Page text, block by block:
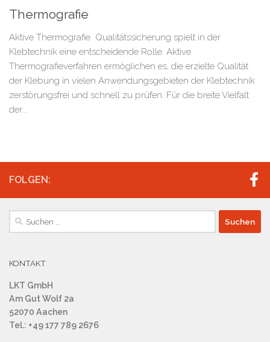
Thermografie
Aktive Thermografie Qualitätssicherung spielt in der
Klebtechnik eine entscheidende Rolle. Aktive
Thermografieverfahren ermöglichen es, die erzielte Qualität
der Klebung in vielen Anwendungsgebieten der Klebtechnik
zerstörungsfrei und schnell zu prüfen. Für die breite Vielfalt
der...
FOLGEN:
Suchen
nach:
KONTAKT
LKT GmbH
Am Gut Wolf 2a
52070 Aachen
Tel.: +49 177 789 2676